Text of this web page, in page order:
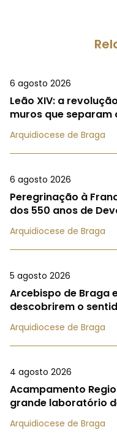
6 agosto 2026
Leão XIV: a
muros que separam
Arquidiocese de Braga
6 agosto 2026
Peregrinação à
dos 550 anos de
Arquidiocese de Braga
5 agosto 2026
Arcebispo de Braga
descobrirem o
Arquidiocese de Braga
4 agosto 2026
Acampamento
grande laboratório
Arquidiocese de Braga